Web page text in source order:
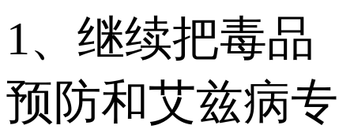
1、继续把毒品
预防和艾兹病专